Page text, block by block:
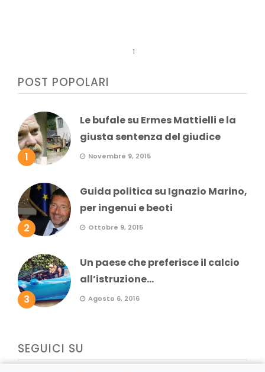
1
POST POPOLARI
1
Le bufale su Ermes Mattielli e la
giusta sentenza del giudice
Novembre 9, 2015
2
Guida politica su Ignazio Marino,
per ingenui e beoti
Ottobre 9, 2015
3
Un paese che preferisce il calcio
all’istruzione...
Agosto 6, 2016
SEGUICI SU